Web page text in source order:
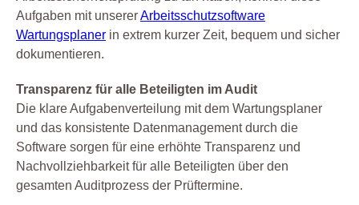
Aufgaben mit unsererArbeitsschutzsoftware
Wartungsplaner in extrem kurzer Zeit, bequem und sicher
dokumentieren.
Transparenz für alle Beteiligten im Audit
Die klare Aufgabenverteilung mit dem Wartungsplaner
und das konsistente Datenmanagement durch die
Software sorgen für eine erhöhte Transparenz und
Nachvollziehbarkeit für alle Beteiligten über den
gesamten Auditprozess der Prüftermine.